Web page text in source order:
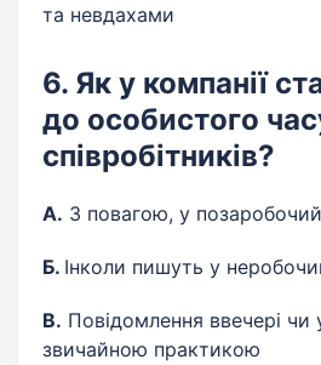
та невдахами
6. Як у компанії
до особистого
співробітників?
А. З повагою, у
Б. Інколи пишуть у
В. Повідомлення ввечері чи
звичайною практикою